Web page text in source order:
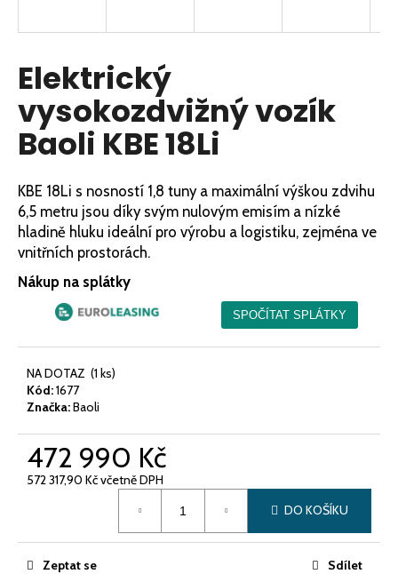
Elektrický
vysokozdvižný vozík
Baoli KBE 18Li
KBE 18Li s nosností 1,8 tuny a maximální výškou zdvihu
6,5 metru jsou díky svým nulovým emisím a nízké
hladině hluku ideální pro výrobu a logistiku, zejména ve
vnitřních prostorách.
Nákup na splátky
NA DOTAZ (1 ks)
Kód:1677
Značka:Baoli
472 990 Kč
572 317,90 Kč včetně DPH
DO KOŠÍKU
Zeptat se Sdílet
í
t
?
HLEDAT
D
o
u
č
u
j
e
m
VYSOKOZDVIŽNÝ